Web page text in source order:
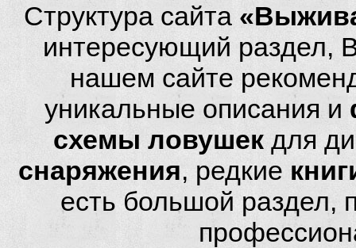
Структура сайта
интересующий раздел,
нашем сайте
уникальные описания и
схемы ловушек для
снаряжения, редкие
есть большой